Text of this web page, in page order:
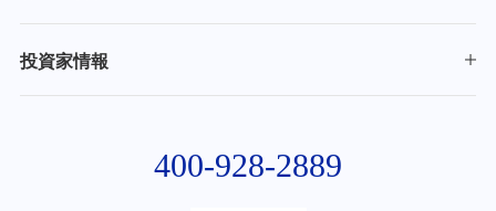
投資家情報
400-928-2889